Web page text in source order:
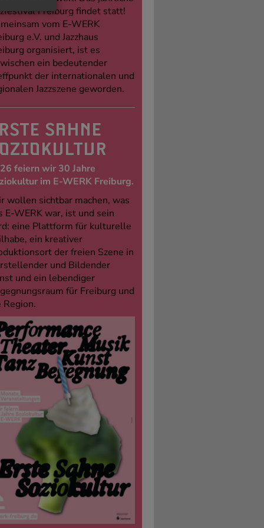
Freiburg findet statt!
vom E-WERK
e.V. und Jazzhaus
organisiert, ist es
ein bedeutender
der internationalen und
Jazzszene geworden.
SAHNE
feiern wir 30 Jahre
im E-WERK Freiburg.
wollen sichtbar machen, was
E-WERK war, ist und sein
eine Plattform für kulturelle
ein kreativer
der freien Szene in
und Bildender
und ein lebendiger
für Freiburg und
Region.